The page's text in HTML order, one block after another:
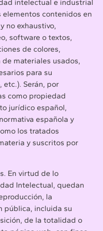
intelectual e industrial
elementos contenidos en
no exhaustivo,
software o textos,
de colores,
materiales usados,
para su
etc.). Serán, por
como propiedad
jurídico español,
española y
los tratados
y suscritos por
En virtud de lo
Intelectual, quedan
la
pública, incluida su
de la totalidad o